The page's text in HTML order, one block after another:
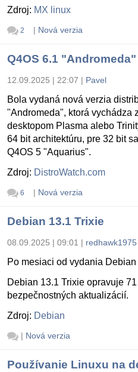
Zdroj: MX linux
2 | Nová verzia
Q4OS 6.1 "Andromeda"
12.09.2025 | 22:07 | Pavel
Bola vydaná nová verzia
"Andromeda", ktorá vychádza
desktopom Plasma alebo
64 bit architektúru, pre 32 bit
Q4OS 5 "Aquarius".
Zdroj: DistroWatch.com
6 | Nová verzia
Debian 13.1 Trixie
08.09.2025 | 09:01 | redhawk1975
Po mesiaci od vydania
Debian 13.1 Trixie opravuje
bezpečnostných aktualizácií.
Zdroj: Debian
| Nová verzia
Používanie Linuxu na